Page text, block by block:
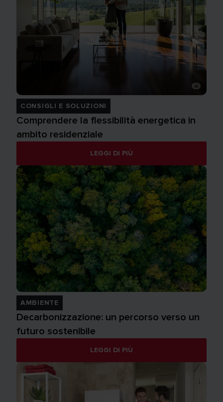
CONSIGLI E SOLUZIONI
Comprendere la flessibilità energetica in
ambito residenziale
LEGGI DI PIÙ
AMBIENTE
Decarbonizzazione: un percorso verso un
futuro sostenibile
LEGGI DI PIÙ